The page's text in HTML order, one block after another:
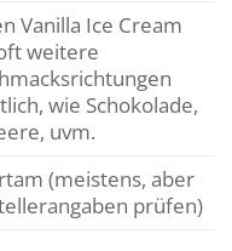
Vanilla Ice Cream
weitere
wie Schokolade,
uvm.
(meistens, aber
prüfen)